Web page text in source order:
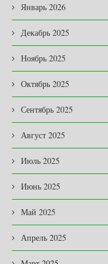
Январь 2026
Декабрь 2025
Ноябрь 2025
Октябрь 2025
Сентябрь 2025
Август 2025
Июль 2025
Июнь 2025
Май 2025
Апрель 2025